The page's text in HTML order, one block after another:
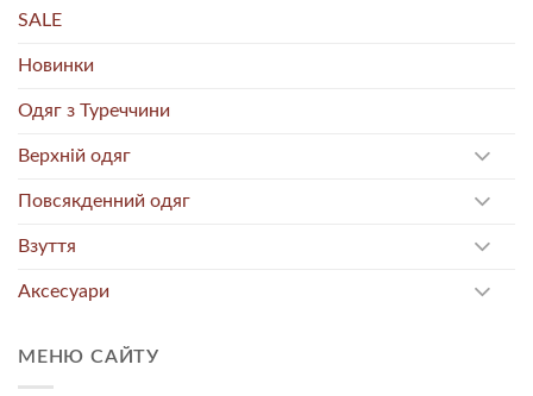
SALE
Новинки
Одяг з Туреччини
Верхній одяг
Повсякденний одяг
Взуття
Аксесуари
МЕНЮ САЙТУ